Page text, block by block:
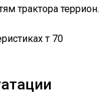
трактора террион.
т 70